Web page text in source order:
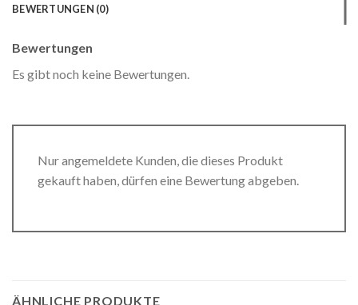
BEWERTUNGEN (0)
Bewertungen
Es gibt noch keine Bewertungen.
Nur angemeldete Kunden, die dieses Produkt
gekauft haben, dürfen eine Bewertung abgeben.
ÄHNLICHE PRODUKTE